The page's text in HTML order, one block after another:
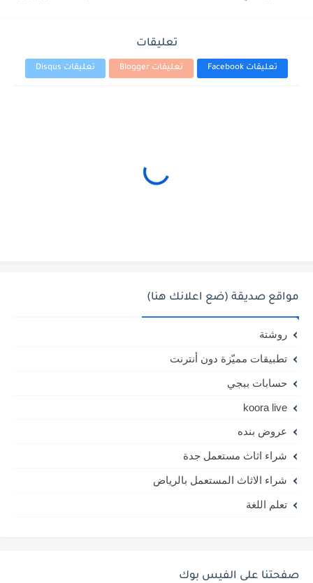
تعليقات
تعليقات Facebook تعليقات Blogger تعليقات Disqus
مواقع صديقة (ضع اعلانك هنا)
روشتة
تطبيقات مميّزة دون أنترنت
حسابات ببجي
koora live
عروض بنده
شراء اثاث مستعمل جدة
شراء الاثاث المستعمل بالرياض
تعلم اللغة
صفحتنا على الفيس بوك